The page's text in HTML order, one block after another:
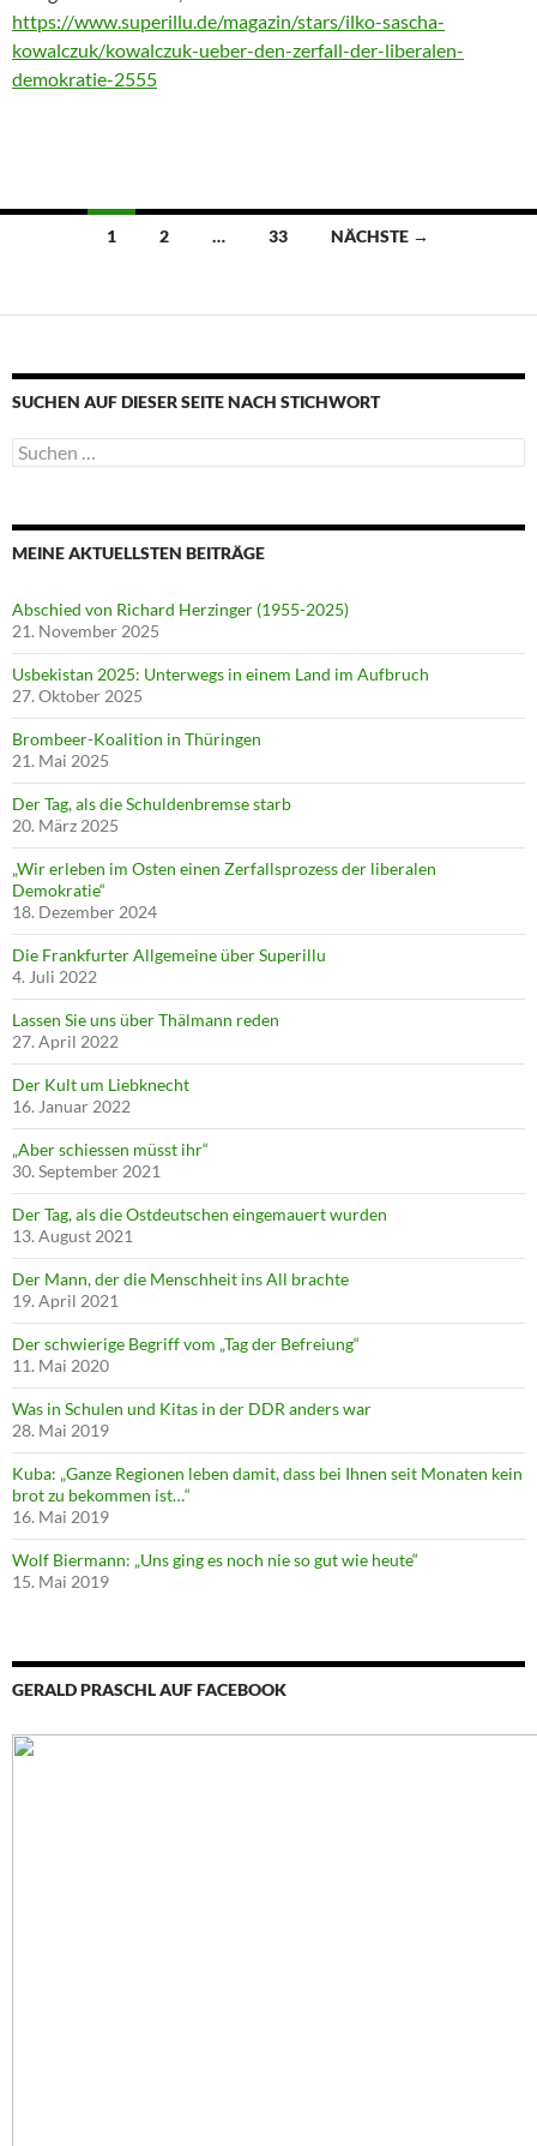
https://www.superillu.de/magazin/stars/ilko-sascha-
kowalczuk/kowalczuk-ueber-den-zerfall-der-liberalen-
demokratie-2555
Beitragsnavigation
1 2 … 33 NÄCHSTE →
SUCHEN AUF DIESER SEITE NACH STICHWORT
Suche
nach:
MEINE AKTUELLSTEN BEITRÄGE
Abschied von Richard Herzinger (1955-2025)
21. November 2025
Usbekistan 2025: Unterwegs in einem Land im Aufbruch
27. Oktober 2025
Brombeer-Koalition in Thüringen
21. Mai 2025
Der Tag, als die Schuldenbremse starb
20. März 2025
„Wir erleben im Osten einen Zerfallsprozess der liberalen
Demokratie“
18. Dezember 2024
Die Frankfurter Allgemeine über Superillu
4. Juli 2022
Lassen Sie uns über Thälmann reden
27. April 2022
Der Kult um Liebknecht
16. Januar 2022
„Aber schiessen müsst ihr“
30. September 2021
Der Tag, als die Ostdeutschen eingemauert wurden
13. August 2021
Der Mann, der die Menschheit ins All brachte
19. April 2021
Der schwierige Begriff vom „Tag der Befreiung“
11. Mai 2020
Was in Schulen und Kitas in der DDR anders war
28. Mai 2019
Kuba: „Ganze Regionen leben damit, dass bei Ihnen seit Monaten kein
brot zu bekommen ist…“
16. Mai 2019
Wolf Biermann: „Uns ging es noch nie so gut wie heute“
15. Mai 2019
GERALD PRASCHL AUF FACEBOOK